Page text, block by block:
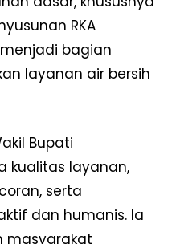
RKA
bagian
layanan air bersih
Bupati
kualitas layanan,
serta
dan humanis. Ia
masyarakat